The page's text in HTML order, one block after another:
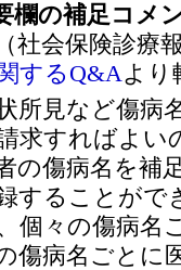
欄の補足コメ
会保険診療報
するQ&Aより
所見など傷病
求すればよい
の傷病名を補
することがで
個々の傷病名
傷病名ごとに